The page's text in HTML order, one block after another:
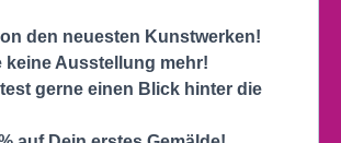
den neuesten Kunstwerken!
keine Ausstellung mehr!
gerne einen Blick hinter die